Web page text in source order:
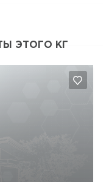
ЭТОГО КГ